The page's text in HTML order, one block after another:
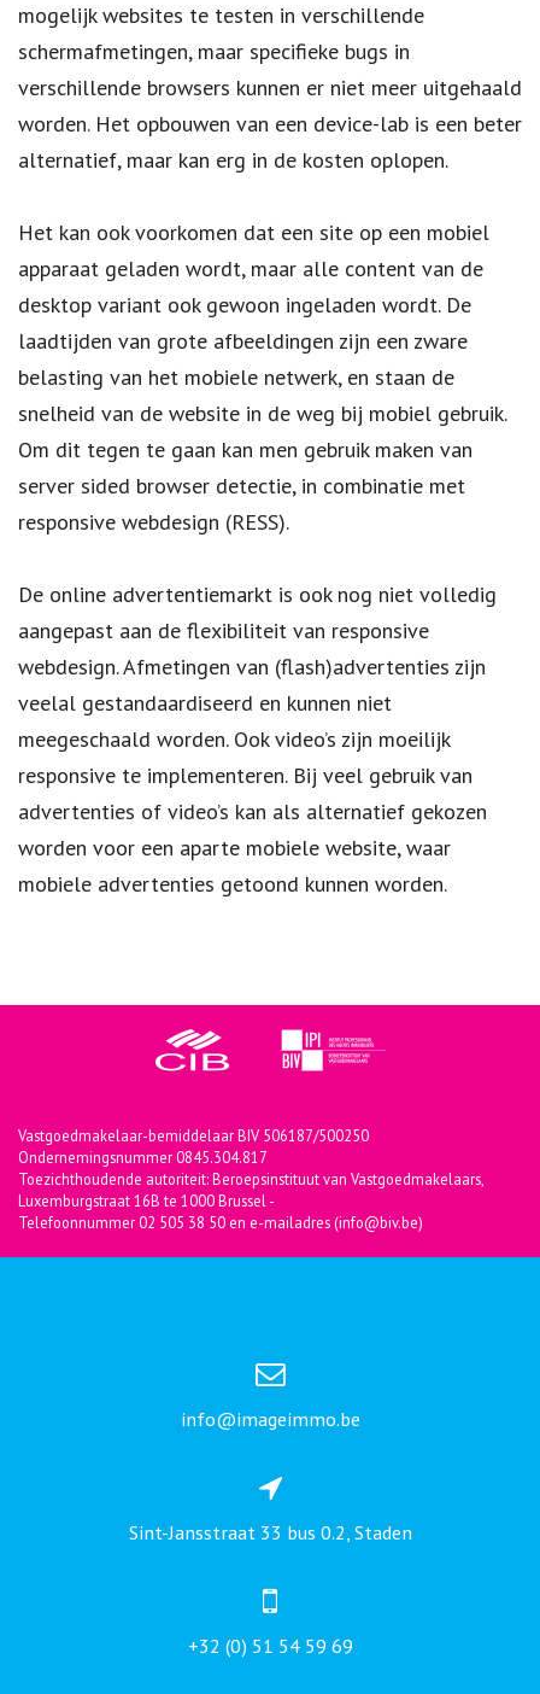
mogelijk websites te testen in verschillende
schermafmetingen, maar specifieke bugs in
verschillende browsers kunnen er niet meer uitgehaald
worden. Het opbouwen van een device-lab is een beter
alternatief, maar kan erg in de kosten oplopen.
Het kan ook voorkomen dat een site op een mobiel
apparaat geladen wordt, maar alle content van de
desktop variant ook gewoon ingeladen wordt. De
laadtijden van grote afbeeldingen zijn een zware
belasting van het mobiele netwerk, en staan de
snelheid van de website in de weg bij mobiel gebruik.
Om dit tegen te gaan kan men gebruik maken van
server sided browser detectie, in combinatie met
responsive webdesign (RESS).
De online advertentiemarkt is ook nog niet volledig
aangepast aan de flexibiliteit van responsive
webdesign. Afmetingen van (flash)advertenties zijn
veelal gestandaardiseerd en kunnen niet
meegeschaald worden. Ook video’s zijn moeilijk
responsive te implementeren. Bij veel gebruik van
advertenties of video’s kan als alternatief gekozen
worden voor een aparte mobiele website, waar
mobiele advertenties getoond kunnen worden.
Vastgoedmakelaar-bemiddelaar BIV 506187/500250
Ondernemingsnummer 0845.304.817
Toezichthoudende autoriteit: Beroepsinstituut van Vastgoedmakelaars,
Luxemburgstraat 16B te 1000 Brussel -
Telefoonnummer 02 505 38 50 en e-mailadres (info@biv.be)
info@imageimmo.be
Sint-Jansstraat 33 bus 0.2, Staden
+32 (0) 51 54 59 69